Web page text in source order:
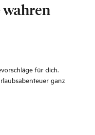
für dich.
ganz